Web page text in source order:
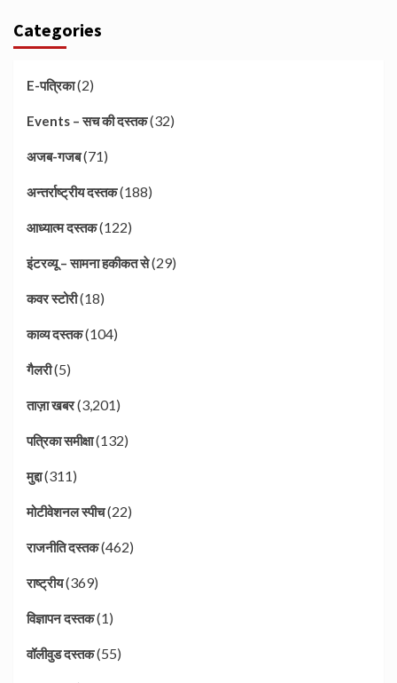
Categories
E-पत्रिका(2)
Events – सच की दस्तक(32)
अजब-गजब(71)
अन्तर्राष्ट्रीय दस्तक(188)
आध्यात्म दस्तक(122)
इंटरव्यू – सामना हकीकत से(29)
कवर स्टोरी(18)
काव्य दस्तक(104)
गैलरी(5)
ताज़ा खबर(3,201)
पत्रिका समीक्षा(132)
मुद्दा(311)
मोटीवेशनल स्पीच(22)
राजनीति दस्तक(462)
राष्ट्रीय(369)
विज्ञापन दस्तक(1)
वॉलीवुड दस्तक(55)